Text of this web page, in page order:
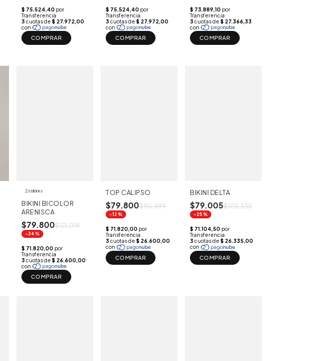
COMPRAR COMPRAR COMPRAR
2 colores
BIKINI BICOLOR
ARENISCA
$79.800$121.019
-34%
COMPRAR
TOP CALIPSO
$79.800$90.899
-12%
COMPRAR
BIKINI DELTA
$79.005$105.335
-25%
COMPRAR